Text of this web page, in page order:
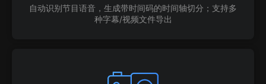
自动识别节目语音，生成带时间码的时间轴切分；支持多
种字幕/视频文件导出